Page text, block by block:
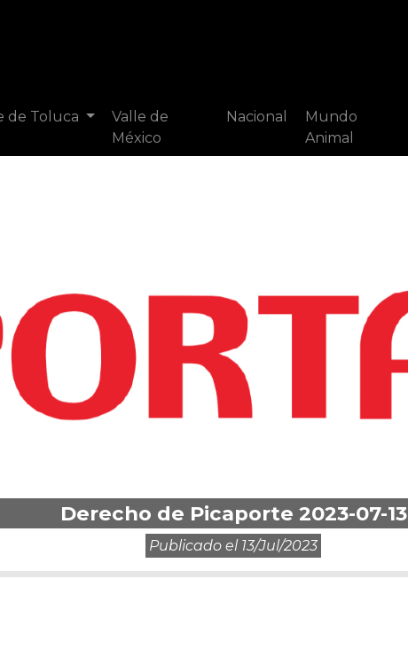
de Toluca
Valle de
México
Nacional
Mundo
Animal
Derecho de Picaporte 2023-07-13
Publicado el 13/jul/2023